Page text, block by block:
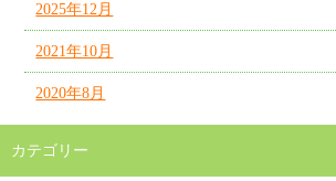
2025年12月
2021年10月
2020年8月
カテゴリー